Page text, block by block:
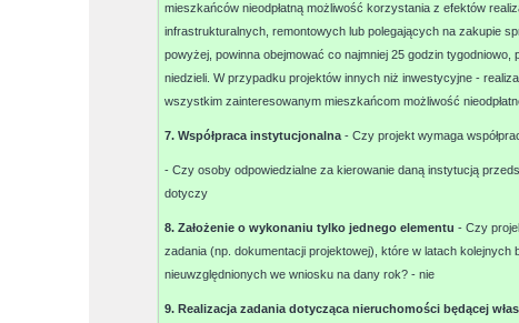
mieszkańców nieodpłatną możliwość korzystania z efektów
infrastrukturalnych, remontowych lub polegających na zakupie
powyżej, powinna obejmować co najmniej 25 godzin
niedzieli. W przypadku projektów innych niż inwestycyjne -
wszystkim zainteresowanym mieszkańcom możliwość
7. Współpraca instytucjonalna- Czy projekt wymaga
- Czy osoby odpowiedzialne za kierowanie daną instytucją
dotyczy
8. Założenie o wykonaniu tylko jednego elementu- Czy
zadania (np. dokumentacji projektowej), które w latach kolejnych
nieuwzględnionych we wniosku na dany rok? -nie
9. Realizacja zadania dotycząca nieruchomości będącej